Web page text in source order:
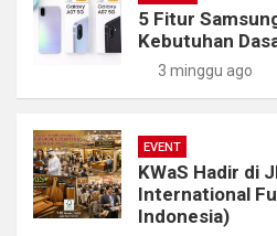
5 Fitur
Kebutuhan
3 minggu ago
EVENT
KWaS Hadir di
International
Indonesia)